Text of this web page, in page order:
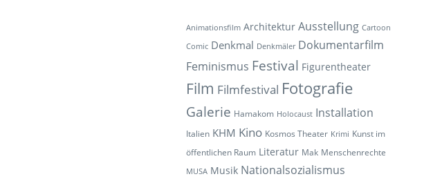
Animationsfilm Architektur Ausstellung Cartoon
Comic Denkmal Denkmäler Dokumentarfilm
Feminismus Festival Figurentheater
Film Filmfestival Fotografie
Galerie Hamakom Holocaust Installation
Italien KHM Kino Kosmos Theater Krimi Kunst im
öffentlichen Raum Literatur Mak Menschenrechte
MUSA Musik Nationalsozialismus